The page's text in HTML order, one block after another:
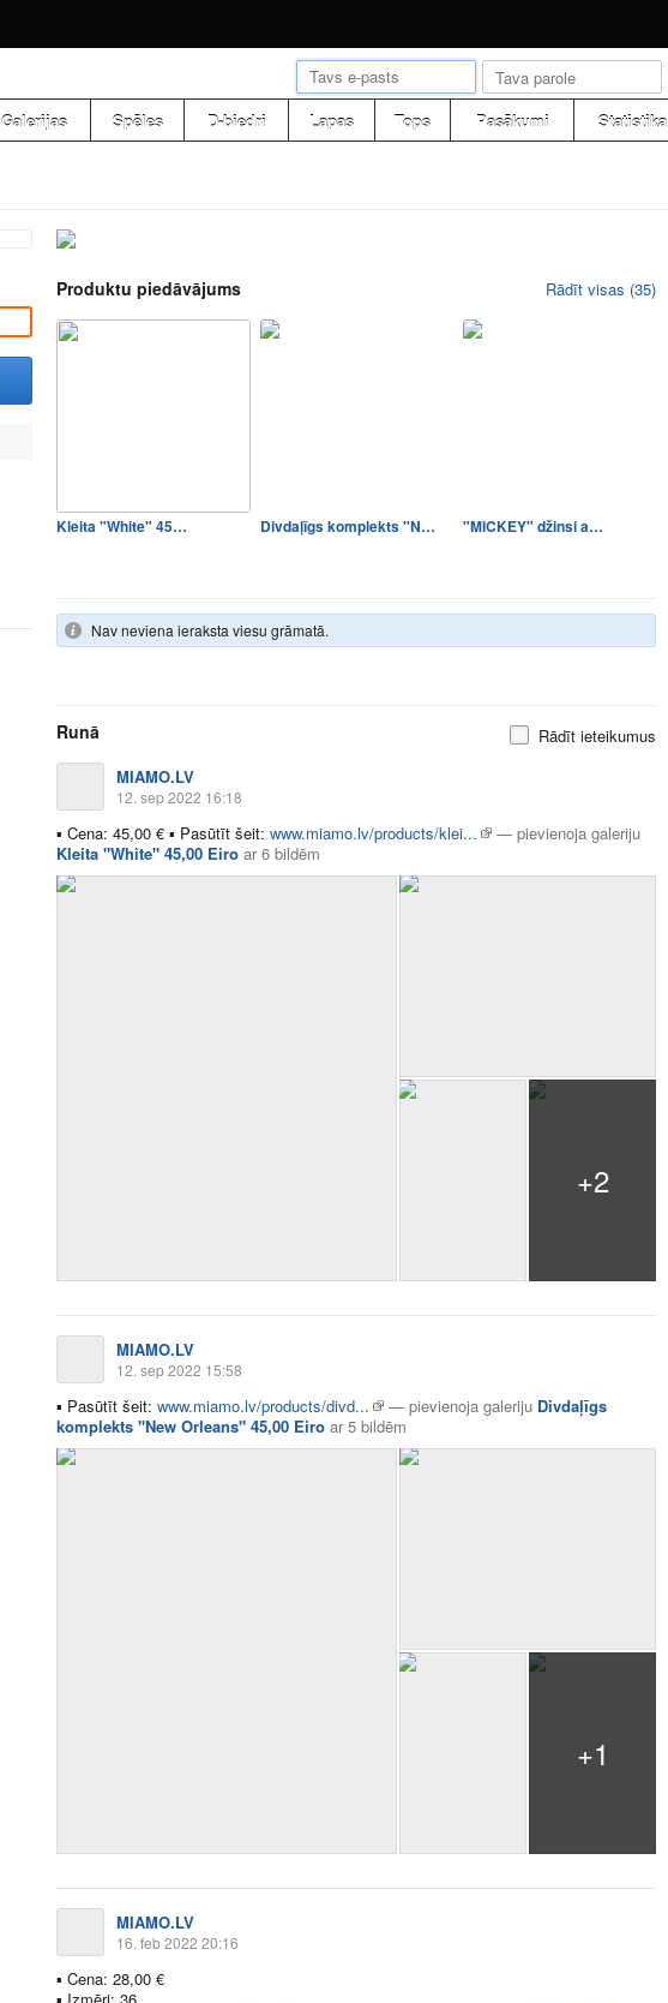
Galerijas Spēles D-biedri Lapas Tops Pasākumi Statistika
Produktu piedāvājums Rādīt visas (35)
Kleita "White" 45… Divdaļīgs komplekts "N… "MICKEY" džinsi a…
Nav neviena ieraksta viesu grāmatā.
Runā
Rādīt ieteikumus
MIAMO.LV
12. sep 2022 16:18
▪ Cena: 45,00 € ▪ Pasūtīt šeit: www.miamo.lv/products/klei... — pievienoja galeriju
Kleita "White" 45,00 Eiro ar6 bildēm
+2
MIAMO.LV
12. sep 2022 15:58
▪ Pasūtīt šeit: www.miamo.lv/products/divd... — pievienoja galeriju Divdaļīgs
komplekts "New Orleans" 45,00 Eiro ar5 bildēm
+1
MIAMO.LV
16. feb 2022 20:16
▪ Cena: 28,00 €